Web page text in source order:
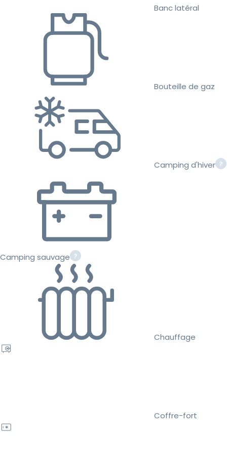
Banc latéral
Bouteille de gaz
Camping d'hiver
Camping sauvage
Chauffage
Coffre-fort